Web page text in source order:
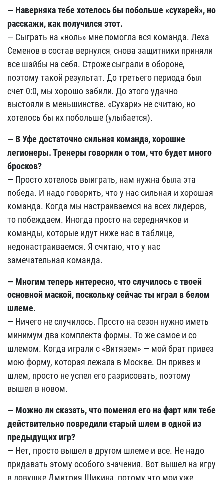
— Наверняка тебе хотелось бы побольше «сухарей», но
расскажи, как получился этот.
— Сыграть на «ноль» мне помогла вся команда. Леха
Семенов в состав вернулся, снова защитники приняли
все шайбы на себя. Строже сыграли в обороне,
поэтому такой результат. До третьего периода был
счет 0:0, мы хорошо забили. До этого удачно
выстояли в меньшинстве. «Сухари» не считаю, но
хотелось бы их побольше (улыбается).
— В Уфе достаточно сильная команда, хорошие
легионеры. Тренеры говорили о том, что будет много
бросков?
— Просто хотелось выиграть, нам нужна была эта
победа. И надо говорить, что у нас сильная и хорошая
команда. Когда мы настраиваемся на всех лидеров,
то побеждаем. Иногда просто на середнячков и
команды, которые идут ниже нас в таблице,
недонастраиваемся. Я считаю, что у нас
замечательная команда.
— Многим теперь интересно, что случилось с твоей
основной маской, поскольку сейчас ты играл в белом
шлеме.
— Ничего не случилось. Просто на сезон нужно иметь
минимум два комплекта формы. То же самое и со
шлемом. Когда играли с «Витязем» — мой брат привез
мою форму, которая лежала в Москве. Он привез и
шлем, просто не успел его разрисовать, поэтому
вышел в новом.
— Можно ли сказать, что поменял его на фарт или тебе
действительно повредили старый шлем в одной из
предыдущих игр?
— Нет, просто вышел в другом шлеме и все. Не надо
придавать этому особого значения. Вот вышел на игру
в ловушке Дмитрия Шикина, потому что мои уже